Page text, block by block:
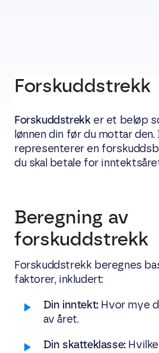
Forskuddstrekk
Forskuddstrekker et beløp
lønnen din før du mottar
representerer en
du skal betale for
Beregning av
forskuddstrekk
Forskuddstrekk beregnes
faktorer, inkludert:
Din inntekt:Hvor mye
av året.
Din skatteklasse: